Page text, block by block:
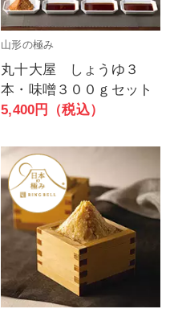
山形の極み
丸十大屋 しょうゆ３
本・味噌３００ｇセット
5,400円（税込）